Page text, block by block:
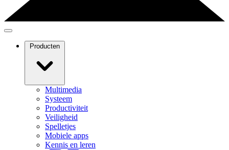
Producten
Multimedia
Systeem
Productiviteit
Veiligheid
Spelletjes
Mobiele apps
Kennis en leren